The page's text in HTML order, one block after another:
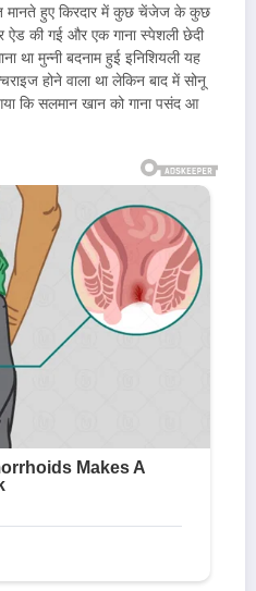
मानते हुए किरदार में कुछ चेंजेज के कुछ
की गई और एक गाना स्पेशली छेदी
था मुन्नी बदनाम हुई इनिशियली यह
होने वाला था लेकिन बाद में सोनू
कि सलमान खान को गाना पसंद आ